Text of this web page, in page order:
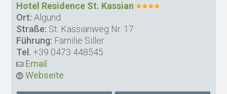
Hotel Residence St. Kassian
Ort: Algund
Straße: St. Kassianweg Nr. 17
Führung: Familie Siller
Tel. +39 0473 448545
Email
Webseite